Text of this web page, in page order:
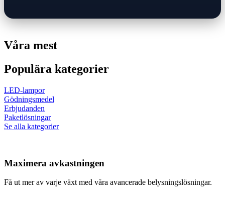
Våra mest
Populära kategorier
LED-lampor
Gödningsmedel
Erbjudanden
Paketlösningar
Se alla kategorier
Maximera avkastningen
Få ut mer av varje växt med våra avancerade belysningslösningar.